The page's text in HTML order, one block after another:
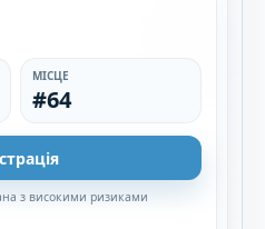
МІСЦЕ
#64
з високими ризиками